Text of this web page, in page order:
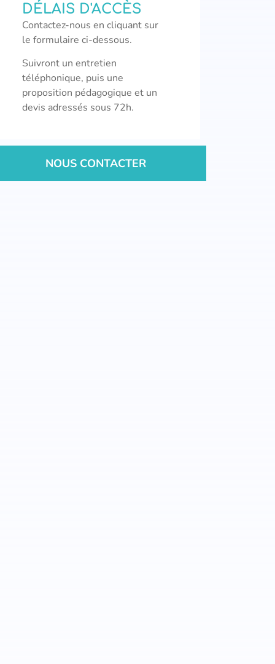
DÉLAIS D'ACCÈS
Contactez-nous en cliquant sur
le formulaire ci-dessous.
Suivront un entretien
téléphonique, puis une
proposition pédagogique et un
devis adressés sous 72h.
NOUS CONTACTER